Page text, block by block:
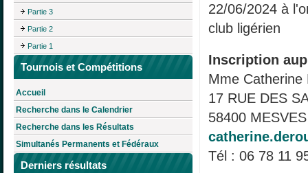
Partie 3
Partie 2
Partie 1
Tournois et Compétitions
Accueil
Recherche dans le Calendrier
Recherche dans les Résultats
Simultanés Permanents et Fédéraux
Derniers résultats
22/06/2024 à
club ligérien
Inscription
Mme Catherine
17 RUE DES
58400
Tél : 06 78 11